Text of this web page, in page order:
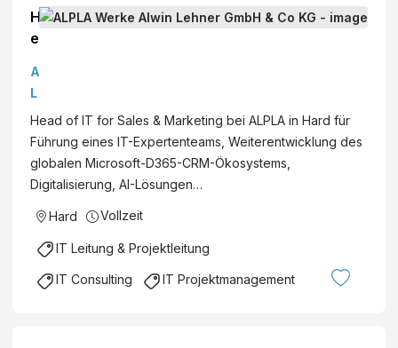
H
e
d
o
f
I
T
f
o
S
A
L
P
L
A
W
A
Head of IT for Sales & Marketing bei ALPLA in Hard für
Führung eines IT-Expertenteams, Weiterentwicklung des
globalen Microsoft-D365-CRM-Ökosystems,
Digitalisierung, AI-Lösungen…
Hard Vollzeit
IT Leitung & Projektleitung
IT Consulting IT Projektmanagement